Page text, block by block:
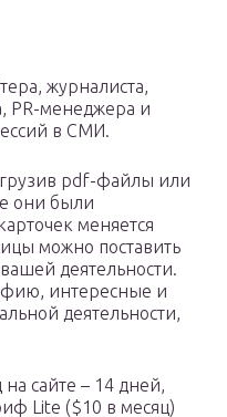
журналиста,
PR-менеджера и
в СМИ.
pdf-файлы или
они были
меняется
можно поставить
деятельности.
интересные и
деятельности,
сайте – 14 дней,
Lite ($10 в месяц)